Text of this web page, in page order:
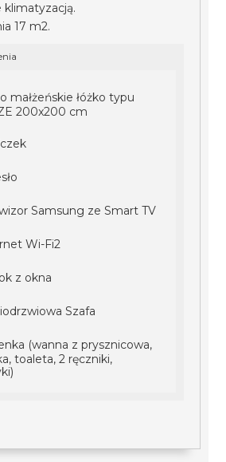
klimatyzacją.
17 m2.
małżeńskie łóżko typu
200x200 cm
Samsung ze Smart TV
Wi-Fi2
z okna
Szafa
(wanna z prysznicowa,
toaleta, 2 ręczniki,